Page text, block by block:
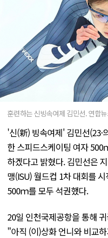
훈련하는 신빙속여제 김민선. 연합
'신(新) 빙속여제' 김민선
한 스피드스케이팅 여자 500
하겠다고 밝혔다. 김민선은
맹(ISU) 월드컵 1차 대회를
500ｍ를 모두 석권했다.
20일 인천국제공항을 통해
"아직 (이)상화 언니와 비교